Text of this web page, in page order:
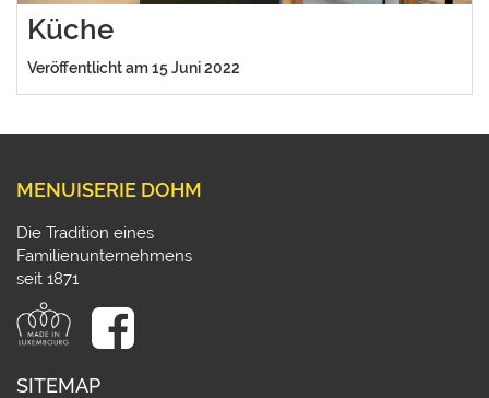
Küche
Veröffentlicht am 15 Juni 2022
MENUISERIE DOHM
Die Tradition eines
Familienunternehmens
seit 1871
SITEMAP